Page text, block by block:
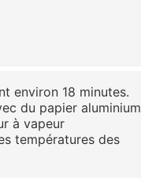
environ 18 minutes.
du papier aluminium
à vapeur
températures des